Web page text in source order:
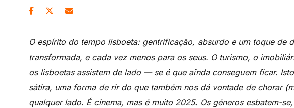
O espírito do tempo lisboeta: gentrificação, absurdo e um toque de
transformada, e cada vez menos para os seus. O turismo, o
os lisboetas assistem de lado — se é que ainda conseguem ficar.
sátira, uma forma de rir do que também nos dá vontade de chorar
qualquer lado. É cinema, mas é muito 2025. Os géneros esbatem-